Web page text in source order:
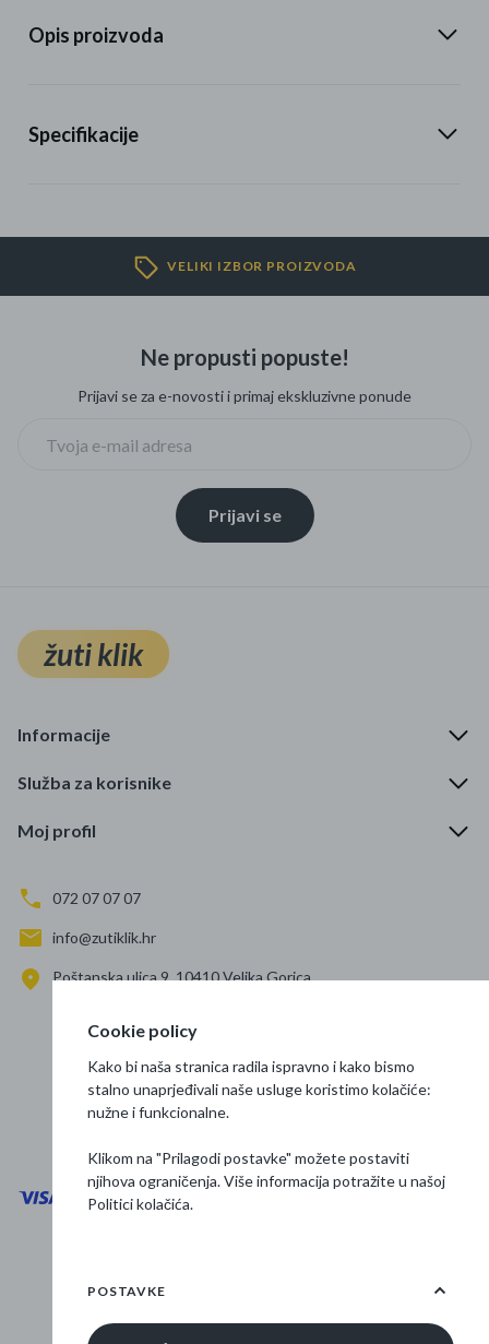
Opis proizvoda
Specifikacije
VELIKI IZBOR PROIZVODA
Ne propusti popuste!
Prijavi se za e-novosti i primaj ekskluzivne ponude
Prijavi se
žuti klik
Informacije
Služba za korisnike
Moj profil
072 07 07 07
info@zutiklik.hr
Poštanska ulica 9, 10410 Velika Gorica
Prati nas
Osnovne informacije
Cookie policy
Kako bi naša stranica radila ispravno i kako bismo
stalno unaprjeđivali naše usluge koristimo kolačiće:
nužne i funkcionalne.
Klikom na "Prilagodi postavke" možete postaviti
njihova ograničenja. Više informacija potražite u našoj
Politici kolačića.
POSTAVKE